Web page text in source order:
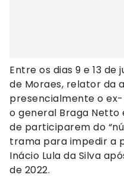
Entre os dias 9 e 13
de Moraes, relator da
presencialmente o
o general Braga Netto
de participarem do
trama para impedir a
Inácio Lula da Silva
de 2022.